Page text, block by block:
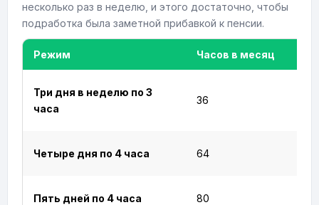
несколько раз в неделю, и этого достаточно, чтобы
подработка была заметной прибавкой к пенсии.
Режим Часов в месяц
Три дня в неделю по 3
часа
36
Четыре дня по 4 часа 64
Пять дней по 4 часа 80